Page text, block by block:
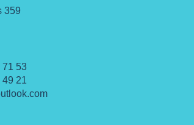
359
71 53
49 21